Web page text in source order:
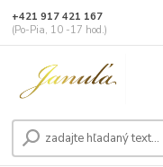
+421 917 421 167
(Po-Pia, 10 -17 hod.)